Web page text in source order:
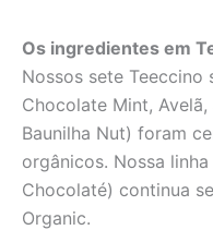
Os ingredientes em
Nossos sete
Chocolate Mint,
Baunilha Nut) foram
orgânicos. Nossa
Chocolaté) continua
Organic.